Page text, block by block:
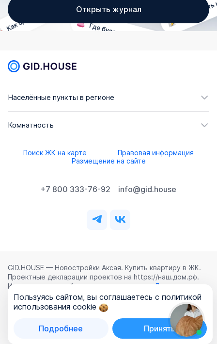
Открыть журнал
Населённые пункты в регионе
Комнатность
Поиск ЖК на карте
Правовая информация
Размещение на сайте
+7 800 333-76-92 info@gid.house
GID.HOUSE — Новостройки Аксая. Купить квартиру в ЖК.
Проектные декларации проектов на https://наш.дом.рф.
Использование сайта означает согласие с
Лицензионным
соглашением ,Политикой конфиденциальностии
Политикой обработки персональных данных
ООО «ГИД.ХАУЗ»
Пользуясь сайтом, вы соглашаетесь с политикой
использования cookie
Подробнее Принять